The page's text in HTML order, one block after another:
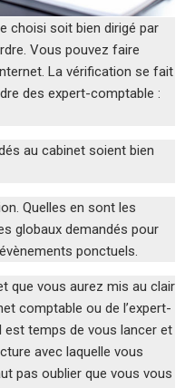
choisi soit bien dirigé par
Vous pouvez faire
La vérification se fait
des expert-comptable :
au cabinet soient bien
Quelles en sont les
globaux demandés pour
ponctuels.
que vous aurez mis au clair
comptable ou de l’expert-
est temps de vous lancer et
avec laquelle vous
pas oublier que vous vous